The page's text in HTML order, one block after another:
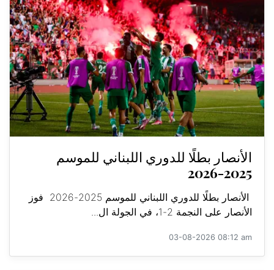
الأنصار بطلًا للدوري اللبناني للموسم
2025-2026
الأنصار بطلًا للدوري اللبناني للموسم 2025-2026 فوز
الأنصار على النجمة 2-1، في الجولة ال...
03-08-2026 08:12 am